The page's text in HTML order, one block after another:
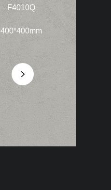
F4010Q
400*400mm